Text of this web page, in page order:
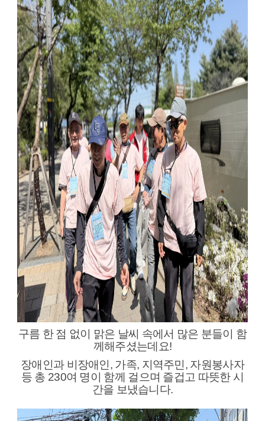
구름 한 점 없이 맑은 날씨 속에서 많은 분들이 함
께해주셨는데요!
장애인과 비장애인, 가족, 지역주민, 자원봉사자
등 총 230여 명이 함께 걸으며 즐겁고 따뜻한 시
간을 보냈습니다.